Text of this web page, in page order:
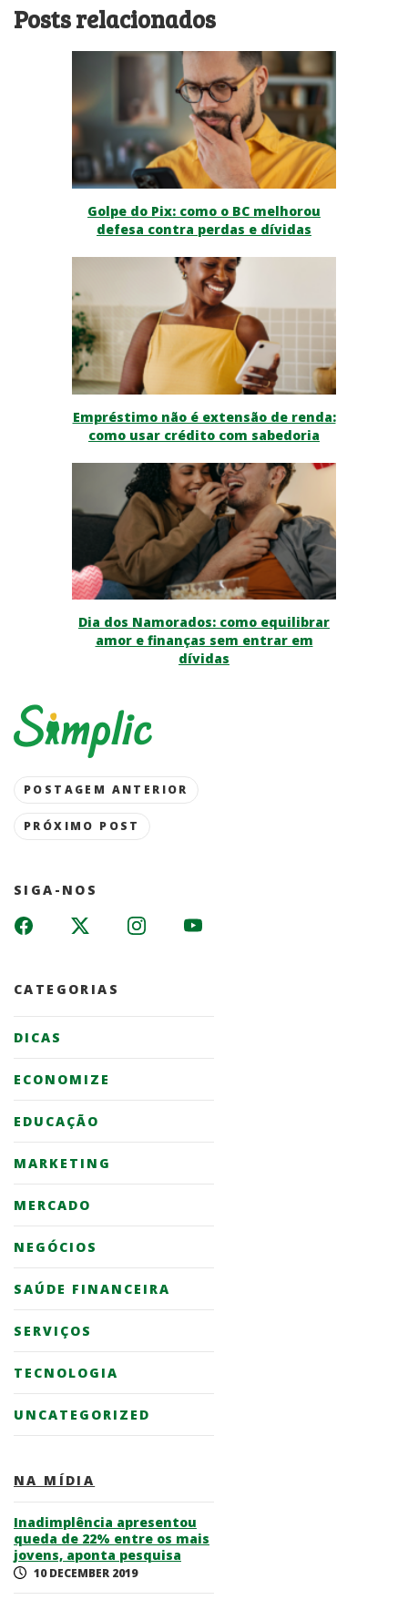
Posts relacionados
Golpe do Pix: como o BC melhorou
defesa contra perdas e dívidas
Empréstimo não é extensão de renda:
como usar crédito com sabedoria
Dia dos Namorados: como equilibrar
amor e finanças sem entrar em
dívidas
Post
navigation
POSTAGEM ANTERIOR
PRÓXIMO POST
SIGA-NOS
CATEGORIAS
DICAS
ECONOMIZE
EDUCAÇÃO
MARKETING
MERCADO
NEGÓCIOS
SAÚDE FINANCEIRA
SERVIÇOS
TECNOLOGIA
UNCATEGORIZED
NA MÍDIA
Inadimplência apresentou
queda de 22% entre os mais
jovens, aponta pesquisa
10 DECEMBER 2019